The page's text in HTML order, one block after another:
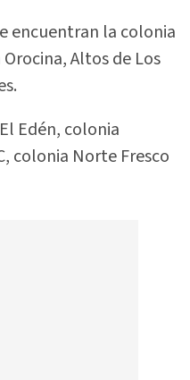
encuentran la colonia
Altos de Los
Edén, colonia
colonia Norte Fresco